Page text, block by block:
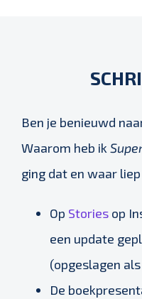
Ben je benieuwd
Waarom heb ik
ging dat en waar
Op Storiesop
een update
(opgeslagen
De